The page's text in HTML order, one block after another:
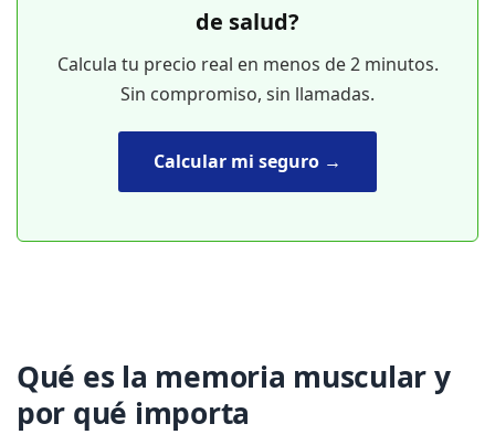
de salud?
Calcula tu precio real en menos de 2 minutos.
Sin compromiso, sin llamadas.
Calcular mi seguro →
Qué es la memoria muscular y
por qué importa